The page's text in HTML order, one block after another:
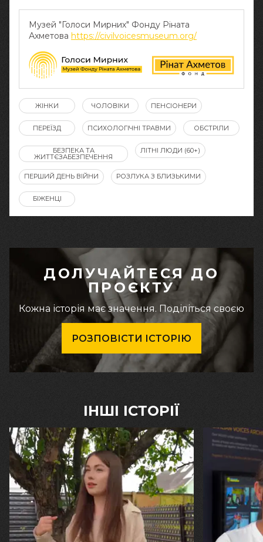
Музей "Голоси Мирних" Фонду Ріната
Ахметова https://civilvoicesmuseum.org/
ЖІНКИ ЧОЛОВІКИ ПЕНСІОНЕРИ
ПЕРЕЇЗД ПСИХОЛОГІЧНІ ТРАВМИ ОБСТРІЛИ
БЕЗПЕКА ТА
ЖИТТЄЗАБЕЗПЕЧЕННЯ
ЛІТНІ ЛЮДИ (60+)
ПЕРШИЙ ДЕНЬ ВІЙНИ РОЗЛУКА З БЛИЗЬКИМИ
БІЖЕНЦІ
ДОЛУЧАЙТЕСЯ ДО
ПРОЄКТУ
Кожна історія має значення. Поділіться своєю
РОЗПОВІСТИ ІСТОРІЮ
ІНШІ ІСТОРІЇ